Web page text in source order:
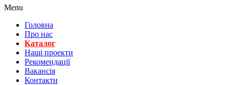
Menu
Головна
Про нас
Каталог
Нашi проекти
Рекомендації
Вакансiя
Контакти